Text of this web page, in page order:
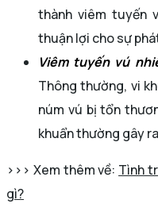
thành viêm tuyến
thuận lợi cho sự
Viêm tuyến vú
Thông thường, vi
núm vú bị tổn
khuẩn thường gây
>>> Xem thêm về: Tình
gì?